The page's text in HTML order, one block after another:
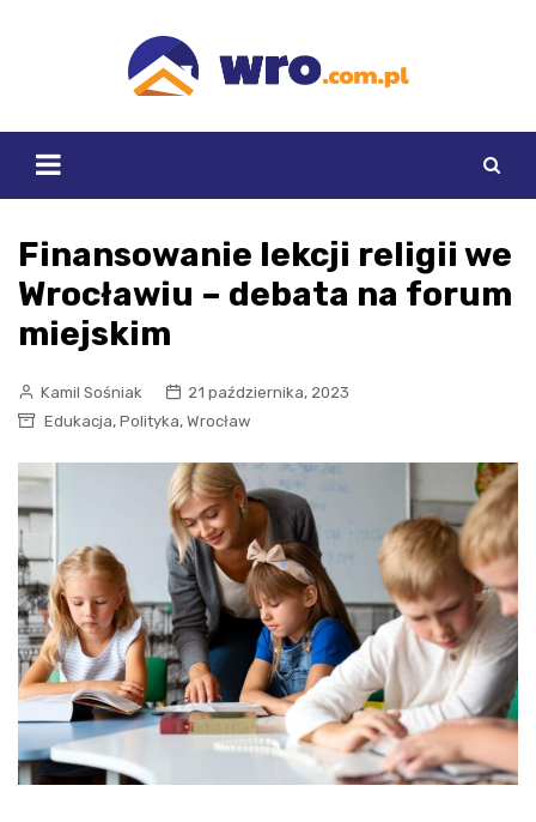
Finansowanie lekcji religii we
Wrocławiu – debata na forum
miejskim
Kamil Sośniak
21 października, 2023
Edukacja, Polityka, Wrocław